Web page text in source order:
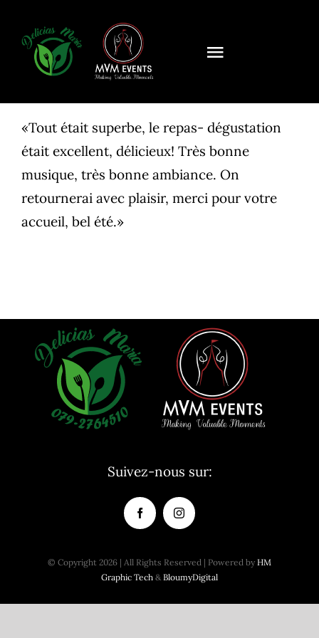
contenido
Toggle
Activités
Événements
Temoignages
«Tout était superbe, le repas- dégustation
était excellent, délicieux! Très bonne
musique, très bonne ambiance. On
retournerai avec plaisir, merci pour votre
accueil, bel été.»
Suivez-nous sur:
© Copyright 2026 | All Rights Reserved | Powered by HM
Graphic Tech & BloumyDigital